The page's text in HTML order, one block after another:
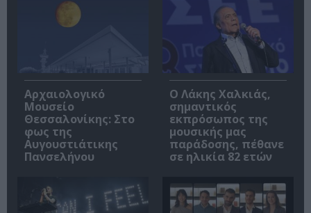
Αρχαιολογικό
Μουσείο
Θεσσαλονίκης: Στο
φως της
Αυγουστιάτικης
Πανσελήνου
Ο Λάκης Χαλκιάς,
σημαντικός
εκπρόσωπος της
μουσικής μας
παράδοσης, πέθανε
σε ηλικία 82 ετών